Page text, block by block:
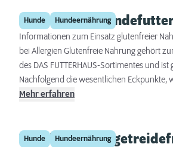
Hunde Hundeernährung
Glutenfreies
Informationen zum Einsatz glutenfreier
bei Allergien Glutenfreie Nahrung gehört
des DAS FUTTERHAUS-Sortimentes und
Nachfolgend die wesentlichen Eckpunkte,
glutenfreier Nahrung sinnvoll sein kann:
Mehr erfahren
Hunde Hundeernährung
Wie sinnvoll ist